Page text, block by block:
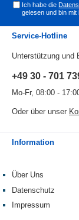
Ich habe die
gelesen und bin mit
Service-Hotline
Unterstützung und
+49 30 - 701
Mo-Fr, 08:00 -
Oder über unser
Information
Über Uns
Datenschutz
Impressum